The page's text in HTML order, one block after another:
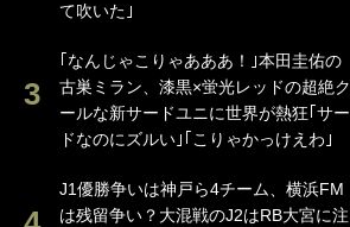
て吹いた｣
｢なんじゃこりゃあああ！｣本田圭佑の
古巣ミラン、漆黒×蛍光レッドの超絶ク
ールな新サードユニに世界が熱狂｢サー
ドなのにズルい｣｢こりゃかっけえわ｣
J1優勝争いは神戸ら4チーム、横浜FM
は残留争い？大混戦のJ2はRB大宮に注